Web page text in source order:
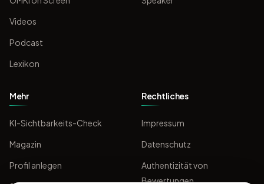
Videos
Podcast
Lexikon
Mehr
KI-Sichtbarkeits-Check
Magazin
Profil anlegen
Rechtliches
Impressum
Datenschutz
Authentizität von
Bewertungen